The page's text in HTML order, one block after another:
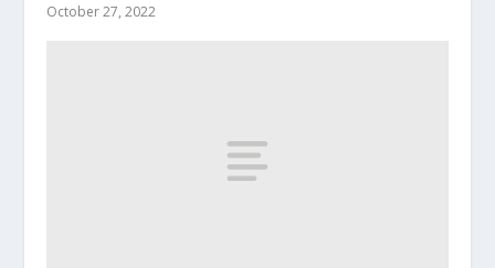
October 27, 2022